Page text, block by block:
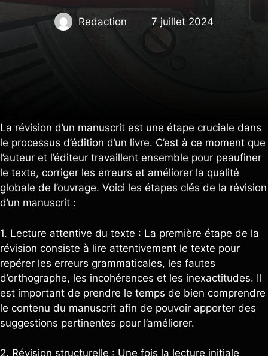
Redaction 7 juillet 2024
La révision d’un manuscrit est une étape cruciale dans
le processus d’édition d’un livre. C’est à ce moment que
l’auteur et l’éditeur travaillent ensemble pour peaufiner
le texte, corriger les erreurs et améliorer la qualité
globale de l’ouvrage. Voici les étapes clés de la révision
d’un manuscrit :
1. Lecture attentive du texte : La première étape de la
révision consiste à lire attentivement le texte pour
repérer les erreurs grammaticales, les fautes
d’orthographe, les incohérences et les inexactitudes. Il
est important de prendre le temps de bien comprendre
le contenu du manuscrit afin de pouvoir apporter des
suggestions pertinentes pour l’améliorer.
2. Révision structurelle : Une fois la lecture initiale